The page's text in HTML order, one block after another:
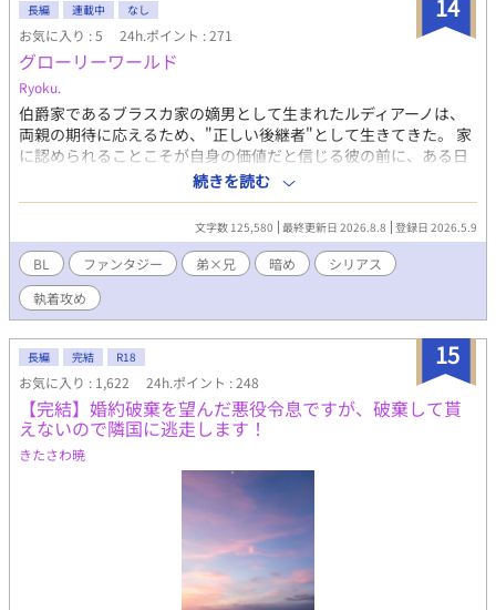
レガルト。 どうやら自分自身も乙女ゲームの攻略対象者であるら
しいルシフェル。 気づけば攻略対象者の半数を自分が攻略してい
たルシフェルが、最後に選ぶのは誰だ――!? (もちろん悪役令息で
す) 「兄上、さぶしなりお、とは何でしょうか？」 「……ウリエ
ル、この世界には、知らない方がいいこともあるんだよ」 ＊＊＊
※本編完結済み。今後は不定期で番外編を投稿していきます。
アルファポリス様の独占公開です。皆様に楽しんでいただけます
ように。 どうぞよろしくお願いいたします！
14
長編 連載中 なし
お気に入り : 5 24h.ポイント : 271
グローリーワールド
Ryoku.
伯爵家であるブラスカ家の嫡男として生まれたルディアーノは、
両親の期待に応えるため、"正しい後継者"として生きてきた。 家
に認められることこそが自身の価値だと信じる彼の前に、ある日
突然、一人の子どもが現れる。 父と同じ髪色を持つ弟、イズヴァ
ルド。 平民出身の庶子として引き取られたイズヴァルドは、荒ん
だ目をした無愛想な子どもだった。 母に疎まれ、家の中で居場所
を持たない弟に対し、ルディアーノはただ一人、複雑な思いを抱
きながらも手を差し伸べる。 やがて成長したイズヴァルドは、類
まれな才能と人を惹きつける魅力で頭角を現していく。 一方、ル
ディアーノは、優秀な弟の存在と満たされない家族からの承認と
の狭間で、次第に焦燥と歪みを深めていった。 ルディアーノは弟
から自分へ向けられる感情の正体を知ろうとせず、イズヴァルド
もまた、それ以上を求めることなく、ただ静かに兄の隣に在り続
けた。 互いを誰よりも近くに置きながらも、決して核心には触れ
ないまま年月は過ぎる。 しかし、戦争はそんな均衡を容赦なく崩
していく。 選ばれたかった兄と、ただ一人を選び続けた弟の、喪
失と執着、そして焼却の物語。 ※本編完結済み ※イズヴァルド視
点連載中 ※生存IF執筆予定
続きを読む
文字数 125,580 最終更新日 2026.8.8 登録日 2026.5.9
BL ファンタジー 弟×兄 暗め
シリアス
執着攻め
15
長編 完結 R18
お気に入り : 1,622 24h.ポイント : 248
【完結】婚約破棄を望んだ悪役令息ですが、破棄して貰
えないので隣国に逃走します！
きたさわ暁